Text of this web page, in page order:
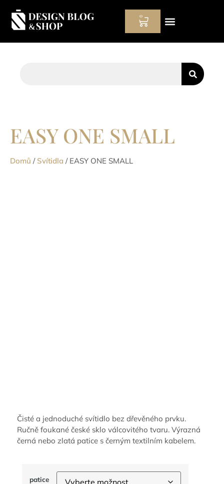
0
EASY ONE SMALL
Domů / Svítidla / EASY ONE SMALL
Čisté a jednoduché svítidlo bez dřevěného prvku.
Ručně foukané české sklo válcovitého tvaru. Výrazná
černá nebo zlatá patice s černým textilním kabelem.
patice